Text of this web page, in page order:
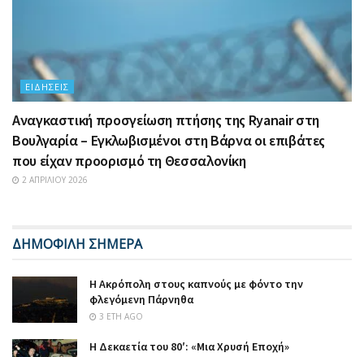
ΕΙΔΉΣΕΙΣ
Αναγκαστική προσγείωση πτήσης της Ryanair στη
Βουλγαρία – Εγκλωβισμένοι στη Βάρνα οι επιβάτες
που είχαν προορισμό τη Θεσσαλονίκη
2 ΑΠΡΙΛΊΟΥ 2026
ΔΗΜΟΦΙΛΗ ΣΗΜΕΡΑ
Η Ακρόπολη στους καπνούς με φόντο την
φλεγόμενη Πάρνηθα
3 ΈΤΗ AGO
Η Δεκαετία του 80′: «Μια Χρυσή Εποχή»